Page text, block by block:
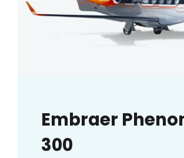
Embraer
300